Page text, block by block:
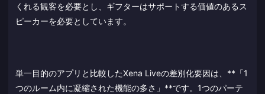
くれる観客を必要とし、ギフターはサポートする価値のあるス
ピーカーを必要としています。
単一目的のアプリと比較したXena Liveの差別化要因は、**「1
つのルーム内に凝縮された機能の多さ」**です。1つのパーテ